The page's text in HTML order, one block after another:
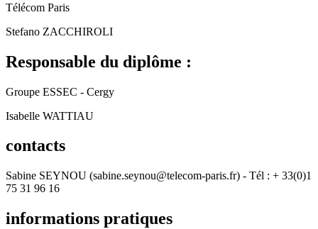
Télécom Paris
Stefano ZACCHIROLI
Responsable du diplôme :
Groupe ESSEC - Cergy
Isabelle WATTIAU
contacts
Sabine SEYNOU (sabine.seynou@telecom-paris.fr) - Tél : + 33(0)1
75 31 96 16
informations pratiques